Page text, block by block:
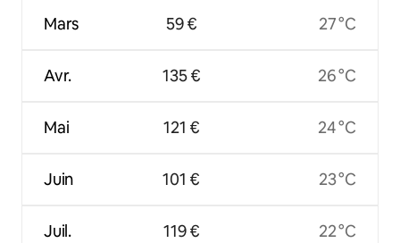
Mars
Avr.
Mai
Juin
Juil.
59 €
135 €
121 €
101 €
119 €
27 °C
26 °C
24 °C
23 °C
22 °C